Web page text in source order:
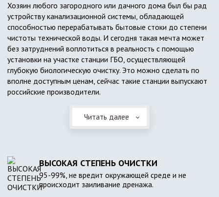
Хозяин любого загородного или дачного дома был бы рад
устройству канализационной системы, обладающей
способностью перерабатывать бытовые стоки до степени
чистоты технической воды. И сегодня такая мечта может
без затруднений воплотиться в реальность с помощью
установки на участке станции ГБО, осуществляющей
глубокую биологическую очистку. Это можно сделать по
вполне доступным ценам, сейчас такие станции выпускают
российские производители.
Читать далее
ВЫСОКАЯ СТЕПЕНЬ ОЧИСТКИ
95-99%, не вредит окружающей среде и не
происходит заиливание дренажа.